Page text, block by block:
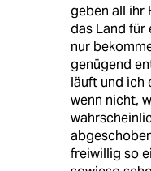
geben all ihr
das Land für
nur
genügend
läuft und ich
wenn nicht,
freiwillig so